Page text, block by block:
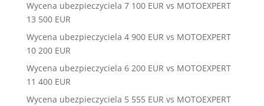
Wycena ubezpieczyciela 7 100 EUR vs MOTOEXPERT
13 500 EUR
Wycena ubezpieczyciela 4 900 EUR vs MOTOEXPERT
10 200 EUR
Wycena ubezpieczyciela 6 200 EUR vs MOTOEXPERT
11 400 EUR
Wycena ubezpieczyciela 5 555 EUR vs MOTOEXPERT